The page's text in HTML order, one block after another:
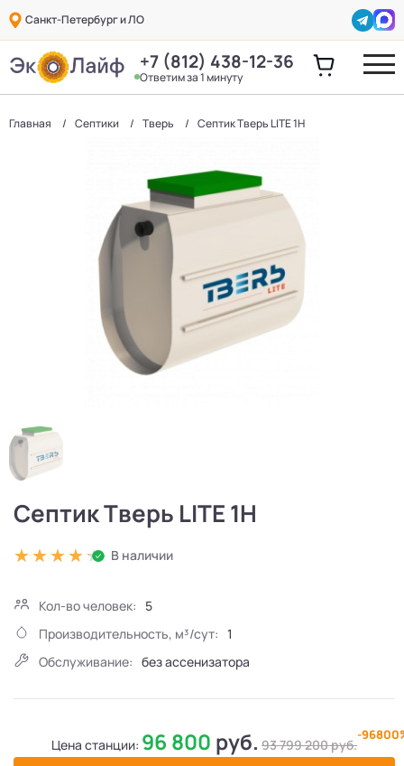
Санкт-Петербург и ЛО
+7 (812) 438-12-36
Ответим за 1 минуту
Главная Септики Тверь Септик Тверь LITE 1H
Септик Тверь LITE 1H
В наличии
Кол-во человек:
5
Производительность, м³/сут: 1
Обслуживание: без ассенизатора
Цена станции: 96 800 руб. 93 799 200руб.
-